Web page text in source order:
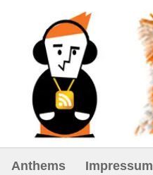
Anthems Impressum